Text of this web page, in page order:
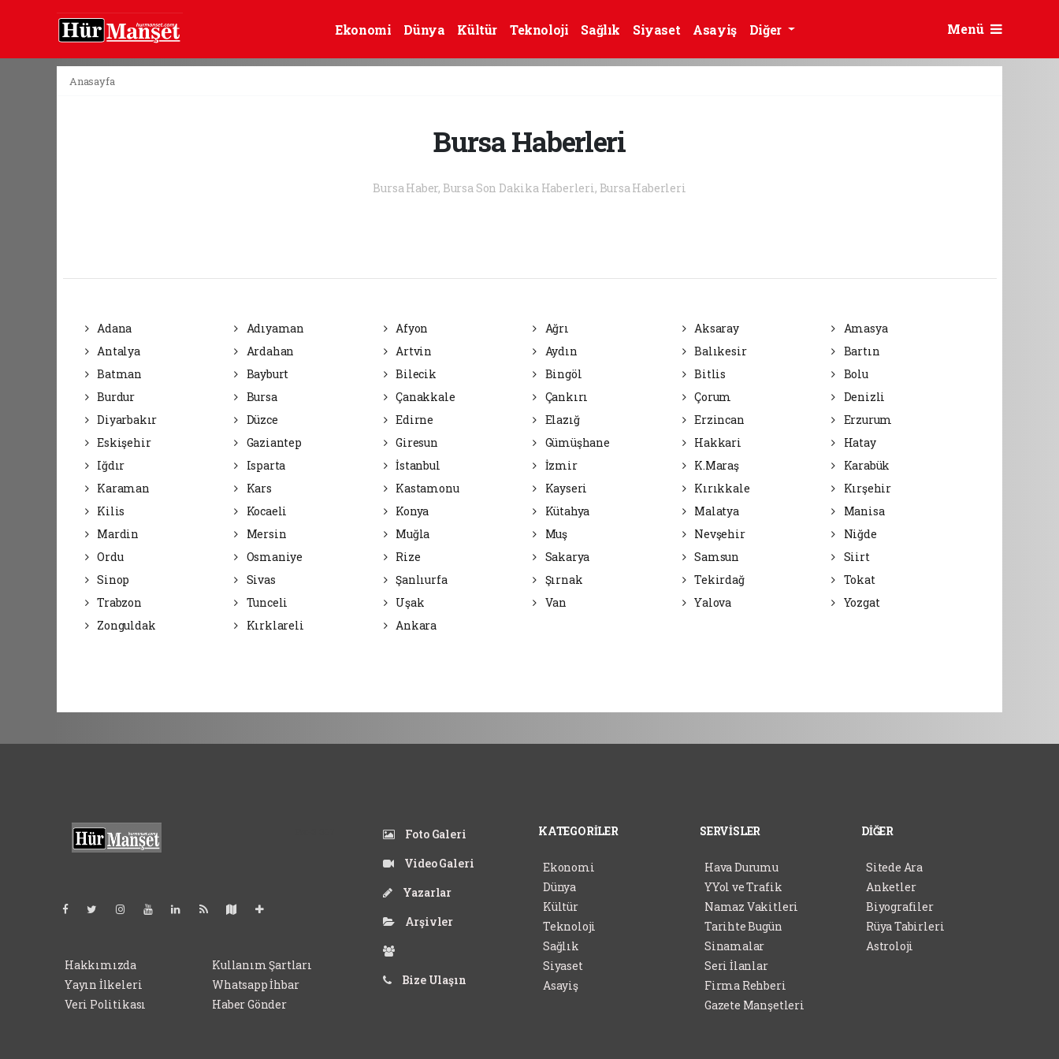
Ekonomi Dünya Kültür Teknoloji Sağlık Siyaset Asayiş Diğer Menü
Anasayfa
Bursa Haberleri
Bursa Haber, Bursa Son Dakika Haberleri, Bursa Haberleri
Adana Adıyaman Afyon Ağrı Aksaray
Amasya
Antalya
Ardahan Artvin Aydın Balıkesir
Bartın
Batman
Bayburt Bilecik Bingöl Bitlis
Bolu
Burdur
Bursa Çanakkale Çankırı Çorum
Denizli
Diyarbakır
Düzce Edirne Elazığ Erzincan
Erzurum
Eskişehir
Gaziantep Giresun Gümüşhane Hakkari
Hatay
Iğdır
Isparta İstanbul İzmir K.Maraş
Karabük
Karaman
Kars Kastamonu Kayseri Kırıkkale
Kırşehir
Kilis
Kocaeli Konya Kütahya Malatya
Manisa
Mardin
Mersin Muğla Muş Nevşehir
Niğde
Ordu
Osmaniye Rize Sakarya Samsun
Siirt
Sinop
Sivas Şanlıurfa Şırnak Tekirdağ
Tokat
Trabzon
Tunceli Uşak Van Yalova
Yozgat
Zonguldak
Kırklareli Ankara
Hakkımızda
Yayın İlkeleri
Veri Politikası
Kullanım Şartları
Whatsapp İhbar
Haber Gönder
Foto Galeri
Video Galeri
Yazarlar
Arşivler
Bize Ulaşın
KATEGORİLER
Ekonomi
Dünya
Kültür
Teknoloji
Sağlık
Siyaset
Asayiş
SERVİSLER
Hava Durumu
YYol ve Trafik
Namaz Vakitleri
Tarihte Bugün
Sinamalar
Seri İlanlar
Firma Rehberi
Gazete Manşetleri
DİĞER
Sitede Ara
Anketler
Biyografiler
Rüya Tabirleri
Astroloji